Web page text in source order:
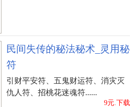
民间失传的秘法秘术_灵用秘
符
引财平安符、五鬼财运符、消灾灭
仇人符、招桃花迷魂符......
9元.下载